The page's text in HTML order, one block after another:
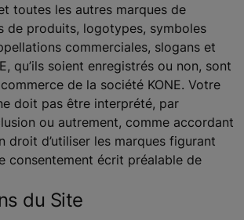
toutes les autres marques de
de produits, logotypes, symboles
commerciales, slogans et
qu’ils soient enregistrés ou non, sont
de la société KONE. Votre
doit pas être interprété, par
ou autrement, comme accordant
droit d’utiliser les marques figurant
consentement écrit préalable de
du Site